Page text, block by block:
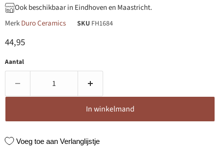
Ook beschikbaar in Eindhoven en Maastricht.
MerkDuro Ceramics SKU FH1684
Huidige prijs
44,95
Aantal
In winkelmand
Voeg toe aan Verlanglijstje